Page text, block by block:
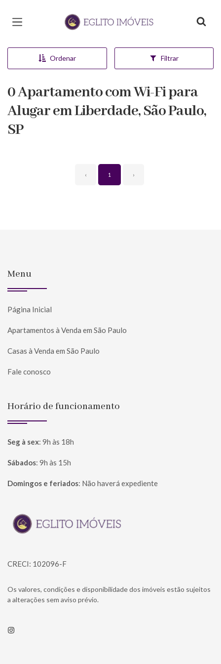
Página inicial
Ordenar Filtrar
0 Apartamento com Wi-Fi para
Alugar em Liberdade, São Paulo,
SP
‹ 1 ›
Menu
Página Inicial
Apartamentos à Venda em São Paulo
Casas à Venda em São Paulo
Fale conosco
Horário de funcionamento
Seg à sex: 9h às 18h
Sábados: 9h às 15h
Domingos e feriados: Não haverá expediente
Página inicial
CRECI: 102096-F
Os valores, condições e disponibilidade dos imóveis estão sujeitos
a alterações sem aviso prévio.
Instagram